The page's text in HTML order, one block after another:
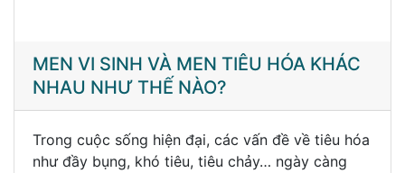
MEN VI SINH VÀ MEN TIÊU HÓA KHÁC
NHAU NHƯ THẾ NÀO?
Trong cuộc sống hiện đại, các vấn đề về tiêu hóa
như đầy bụng, khó tiêu, tiêu chảy… ngày càng